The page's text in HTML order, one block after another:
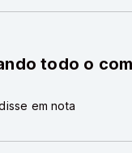
todo o
em nota